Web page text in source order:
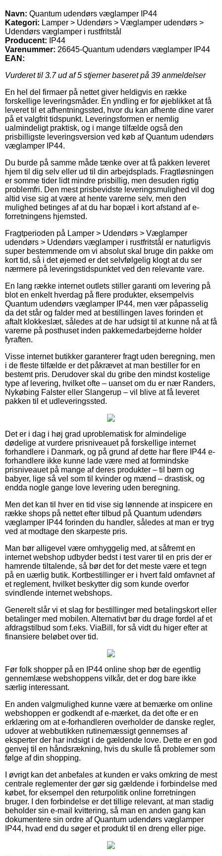
Navn: Quantum udendørs væglamper IP44
Kategori: Lamper > Udendørs > Væglamper udendørs >
Udendørs væglamper i rustfritstål
Producent:
IP44
Varenummer: 26645-Quantum udendørs væglamper IP44
EAN:
Vurderet til 3.7ud af 5 stjerner baseret på 39 anmeldelser
En hel del firmaer på nettet giver heldigvis en række
forskellige leveringsmåder. En yndling er for øjeblikket at få
leveret til et afhentningssted, hvor du kan afhente dine varer
på et valgfrit tidspunkt. Leveringsformen er nemlig
ualmindeligt praktisk, og i mange tilfælde også den
prisbilligste leveringsversion ved køb af Quantum udendørs
væglamper IP44.
Du burde på samme måde tænke over at få pakken leveret
hjem til dig selv eller ud til din arbejdsplads. Fragtløsningen
er somme tider lidt mindre prisbillig, men desuden rigtig
problemfri. Den mest prisbevidste leveringsmulighed vil dog
altid vise sig at være at hente varerne selv, men den
mulighed betinges af at du har bopæl i kort afstand af e-
forretningens hjemsted.
Fragtperioden på Lamper > Udendørs > Væglamper
udendørs > Udendørs væglamper i rustfritstål er naturligvis
super bestemmende om vi absolut skal bruge din pakke om
kort tid, så i det øjemed er det selvfølgelig klogt at du ser
nærmere på leveringstidspunktet ved den relevante vare.
En lang række internet outlets stiller garanti om levering på
blot en enkelt hverdag på flere produkter, eksempelvis
Quantum udendørs væglamper IP44, men vær påpasselig
da det står og falder med at bestillingen laves forinden et
aftalt klokkeslæt, således at de har udsigt til at kunne nå at få
varerne på posthuset inden pakkemedarbejderne holder
fyraften.
Visse internet butikker garanterer fragt uden beregning, men
i de fleste tilfælde er det påkrævet at man bestiller for en
bestemt pris. Derudover skal du gribe den mindst kostelige
type af levering, hvilket ofte – uanset om du er nær Randers,
Nykøbing Falster eller Slangerup – vil blive at få leveret
pakken til et udleveringssted.
Det er i dag i høj grad uproblematisk for almindelige
dødelige at vurdere prisniveauet på forskellige internet
forhandlere i Danmark, og på grund af dette har flere IP44 e-
forhandlere ikke kunne lade være med at formindske
prisniveauet på mange af deres produkter – til børn og
babyer, lige så vel som til kvinder og mænd – drastisk, og
endda nogle gange love levering uden beregning.
Men det kan til hver en tid vise sig lønnende at inspicere en
række shops på nettet efter tilbud på Quantum udendørs
væglamper IP44 forinden du handler, således at man er tryg
ved at modtage den skarpeste pris.
Man bør alligevel være omhyggelig med, at såfremt en
internet webshop udbyder bedst i test varer til en pris der er
hamrende tiltalende, så bør det for det meste være et tegn
på en uærlig butik. Kortbestillinger er i hvert fald omfavnet af
et reglement, hvilket beskytter dig som kunde overfor
svindlende internet webshops.
Generelt slår vi et slag for bestillinger med betalingskort eller
betalinger med mobilen. Alternativt bør du drage fordel af et
afdragstilbud som f.eks. ViaBill, for så vidt du higer efter at
finansiere beløbet over tid.
Før folk shopper på en IP44 online shop bør de egentlig
gennemlæse webshoppens vilkår, det er dog bare ikke
særlig interessant.
En anden valgmulighed kunne være at bemærke om online
webshoppen er godkendt af e-mærket, da det ofte er en
erklæring om at e-forhandleren overholder de danske regler,
udover at webbutikken rutinemæssigt gennemses af
eksperter der har indsigt i de gældende love. Dette er en god
genvej til en håndsrækning, hvis du skulle få problemer som
følge af din shopping.
I øvrigt kan det anbefales at kunden er vaks omkring de mest
centrale reglementer der gør sig gældende i forbindelse med
købet, for eksempel den returpolitik online forretningen
bruger. I den forbindelse er det tillige relevant, at man stadig
beholder sin e-mail kvittering, så man en anden gang kan
dokumentere sin ordre af Quantum udendørs væglamper
IP44, hvad end du søger et produkt til en dreng eller pige.